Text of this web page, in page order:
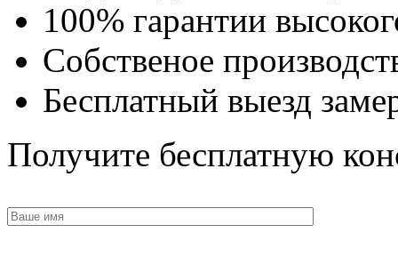
100% гарантии
Собственое
Бесплатный выезд
Получите бесплатную